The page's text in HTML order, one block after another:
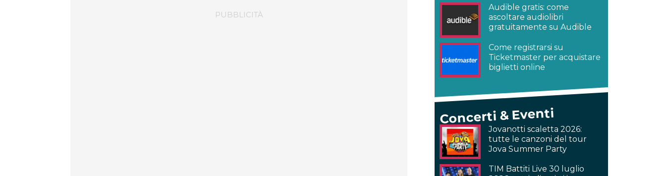
Audible gratis: come
ascoltare audiolibri
gratuitamente su Audible
Come registrarsi su
Ticketmaster per acquistare
biglietti online
Concerti & Eventi
Jovanotti scaletta 2026:
tutte le canzoni del tour
Jova Summer Party
TIM Battiti Live 30 luglio